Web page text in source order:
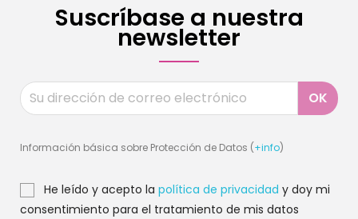
Suscríbase a nuestra
newsletter
Información básica sobre Protección de Datos (+info)
He leído y acepto la política de privacidad y doy mi
consentimiento para el tratamiento de mis datos